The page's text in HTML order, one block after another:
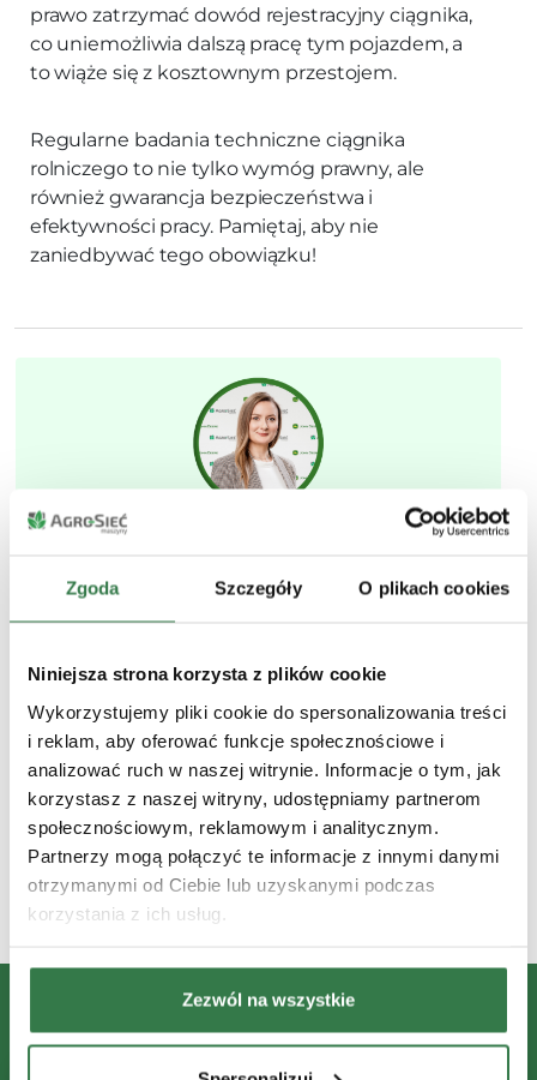
Zgoda Szczegóły O plikach cookies
Niniejsza strona korzysta z plików cookie
Wykorzystujemy pliki cookie do spersonalizowania treści
i reklam, aby oferować funkcje społecznościowe i
analizować ruch w naszej witrynie. Informacje o tym, jak
korzystasz z naszej witryny, udostępniamy partnerom
społecznościowym, reklamowym i analitycznym.
Partnerzy mogą połączyć te informacje z innymi danymi
otrzymanymi od Ciebie lub uzyskanymi podczas
korzystania z ich usług.
Zezwól na wszystkie
prawo zatrzymać dowód rejestracyjny ciągnika,
co uniemożliwia dalszą pracę tym pojazdem, a
to wiąże się z kosztownym przestojem.
Regularne badania techniczne ciągnika
rolniczego to nie tylko wymóg prawny, ale
również gwarancja bezpieczeństwa i
efektywności pracy. Pamiętaj, aby nie
zaniedbywać tego obowiązku!
Marta Kazimierska
Ukończyła wieloetapowe szkolenia John Deere
Polska. Swobodnie porusza się w
bieżąco śledzi innowacje w maszynach,
produkcji — z naciskiem na rolnictwo jutra:
efektywne, inteligentne i oparte na danych.
Więcej artykułów tego autora